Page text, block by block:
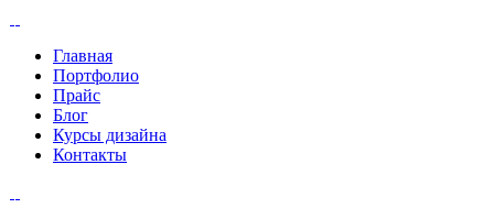
Главная
Портфолио
Прайс
Блог
Курсы дизайна
Контакты